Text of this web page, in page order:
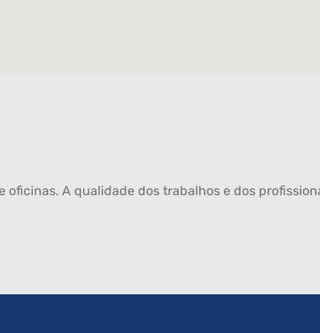
A qualidade dos trabalhos e dos